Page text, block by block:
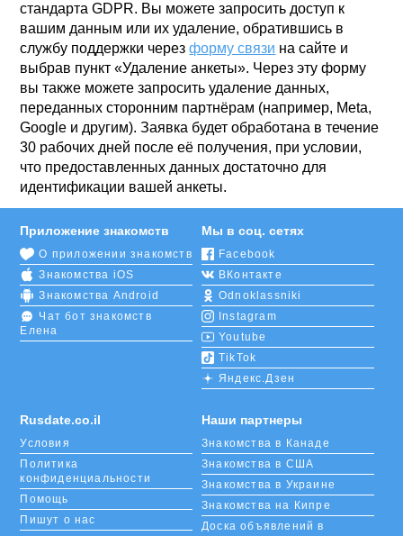
стандарта GDPR. Вы можете запросить доступ к
вашим данным или их удаление, обратившись в
службу поддержки черезформу связи на сайте и
выбрав пункт «Удаление анкеты». Через эту форму
вы также можете запросить удаление данных,
переданных сторонним партнёрам (например, Meta,
Google и другим). Заявка будет обработана в течение
30 рабочих дней после её получения, при условии,
что предоставленных данных достаточно для
идентификации вашей анкеты.
Rusdate.co.il
Условия
Политика
конфиденциальности
Помощь
Пишут о нас
Приложение знакомств
О приложении знакомств
Знакомства iOS
Знакомства Android
Чат бот знакомств
Елена
Мы в соц. сетях
Facebook
ВКонтакте
Odnoklassniki
Instagram
Youtube
TikTok
Яндекс.Дзен
Наши партнеры
Знакомства в Канаде
Знакомства в США
Знакомства в Украине
Знакомства на Кипре
Доска объявлений в